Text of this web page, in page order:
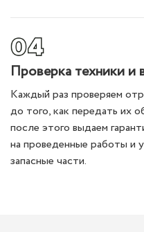
Проверка техники и
Каждый раз проверяем
до того, как передать их
после этого выдаем
на проведенные работы и
запасные части.